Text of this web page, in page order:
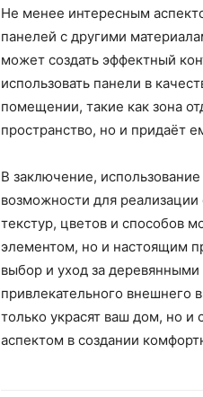
Не менее интересным
панелей с другими
может создать эффектный
использовать панели в
помещении, такие как зона
пространство, но и придаёт
В заключение,
возможности для
текстур, цветов и способов
элементом, но и настоящим
выбор и уход за
привлекательного внешнего
только украсят ваш дом, но и
аспектом в создании